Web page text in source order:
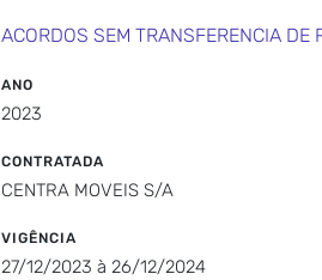
ACORDOS SEM TRANSFERENCIA DE
ANO
2023
CONTRATADA
CENTRA MOVEIS S/A
VIGÊNCIA
27/12/2023 à 26/12/2024